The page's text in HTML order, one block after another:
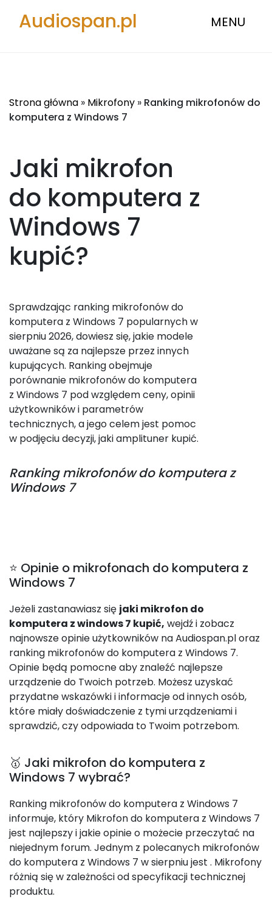
Audiospan.pl MENU
Strona główna » Mikrofony » Ranking mikrofonów do
komputera z Windows 7
Jaki mikrofon
do komputera z
Windows 7
kupić?
Sprawdzając ranking mikrofonów do
komputera z Windows 7 popularnych w
sierpniu 2026, dowiesz się, jakie modele
uważane są za najlepsze przez innych
kupujących. Ranking obejmuje
porównanie mikrofonów do komputera
z Windows 7 pod względem ceny, opinii
użytkowników i parametrów
technicznych, a jego celem jest pomoc
w podjęciu decyzji, jaki amplituner kupić.
Rankingmikrofonów do komputera z
Windows 7
⭐ Opinie o mikrofonach do komputera z
Windows 7
Jeżeli zastanawiasz się jaki mikrofon do
komputera z windows 7 kupić, wejdź i zobacz
najnowsze opinie użytkowników na Audiospan.pl oraz
ranking mikrofonów do komputera z Windows 7.
Opinie będą pomocne aby znaleźć najlepsze
urządzenie do Twoich potrzeb. Możesz uzyskać
przydatne wskazówki i informacje od innych osób,
które miały doświadczenie z tymi urządzeniami i
sprawdzić, czy odpowiada to Twoim potrzebom.
🥇 Jaki mikrofon do komputera z
Windows 7 wybrać?
Ranking mikrofonów do komputera z Windows 7
informuje, który Mikrofon do komputera z Windows 7
jest najlepszy i jakie opinie o możecie przeczytać na
niejednym forum. Jednym z polecanych mikrofonów
do komputera z Windows 7 w sierpniu jest . Mikrofony
różnią się w zależności od specyfikacji technicznej
produktu.